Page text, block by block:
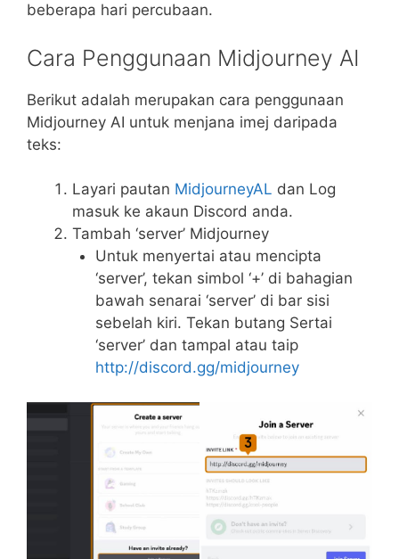
beberapa hari percubaan.
Cara Penggunaan Midjourney AI
Berikut adalah merupakan cara penggunaan
Midjourney AI untuk menjana imej daripada
teks:
Layari pautan MidjourneyAL dan Log
masuk ke akaun Discord anda.
Tambah ‘server’ Midjourney
Untuk menyertai atau mencipta
‘server’, tekan simbol ‘+’ di bahagian
bawah senarai ‘server’ di bar sisi
sebelah kiri. Tekan butang Sertai
‘server’ dan tampal atau taip
http://discord.gg/midjourney